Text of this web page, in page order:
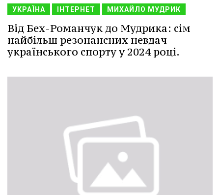
УКРАЇНА ІНТЕРНЕТ МИХАЙЛО МУДРИК
Від Бех-Романчук до Мудрика: сім
найбільш резонансних невдач
українського спорту у 2024 році.